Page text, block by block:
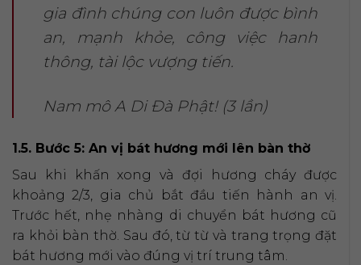
gia đình chúng con luôn được bình
an, mạnh khỏe, công việc hanh
thông, tài lộc vượng tiến.
Nam mô A Di Đà Phật! (3 lần)
1.5. Bước 5: An vị bát hương mới lên bàn thờ
Sau khi khấn xong và đợi hương cháy được
khoảng 2/3, gia chủ bắt đầu tiến hành an vị.
Trước hết, nhẹ nhàng di chuyển bát hương cũ
ra khỏi bàn thờ. Sau đó, từ từ và trang trọng đặt
bát hương mới vào đúng vị trí trung tâm.